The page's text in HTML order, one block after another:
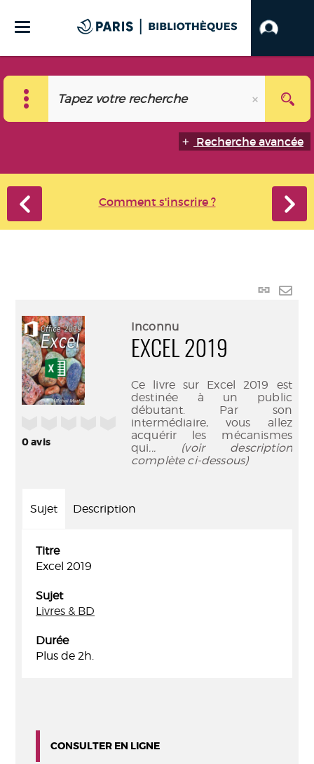
Recherche avancée
Comment s'inscrire ?
Lien
0avis
Inconnu
EXCEL 2019
Ce livre sur Excel 2019 est
destinée à un public
débutant. Par son
intermédiaire, vous allez
acquérir les mécanismes
qui... (voir description
complète ci-dessous)
Sujet Description
Titre
Excel 2019
Sujet
Livres & BD
Durée
Plus de 2h.
CONSULTER EN LIGNE